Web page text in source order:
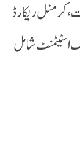
کرمنل ریکارڈ
اسٹیٹمنٹ شامل